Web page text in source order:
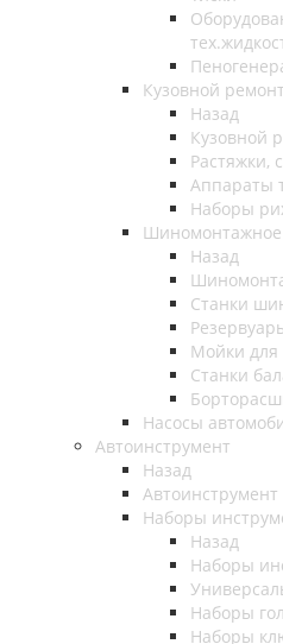
Кузовной ремонт
Назад
Кузовной
Растяжки,
Аппараты
Наборы
Шиномонтажное
Назад
Станки
Мойки для
Станки
Насосы
Автоинструмент
Назад
Автоинструмент
Наборы
Назад
Наборы
Наборы
Наборы